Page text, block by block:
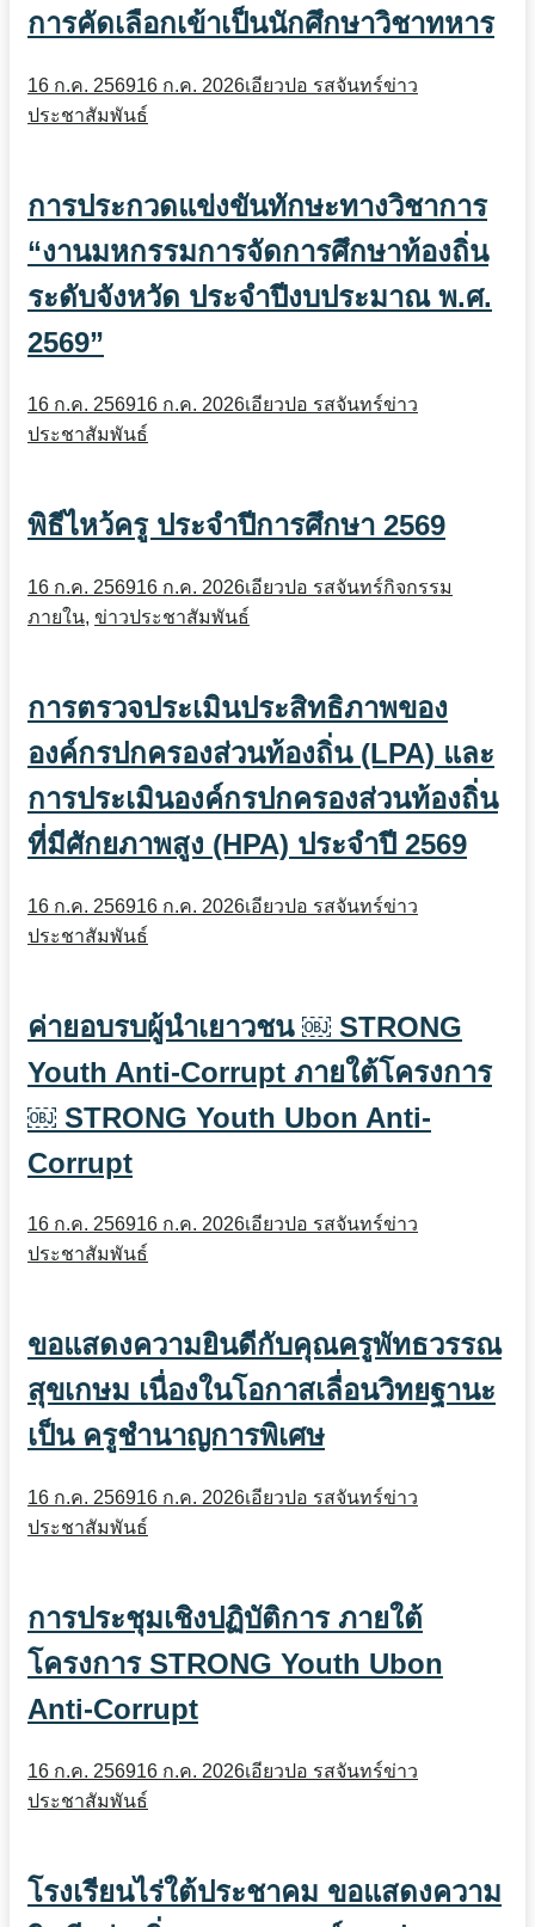
การคัดเลือกเข้าเป็นนักศึกษาวิชาทหาร
16 ก.ค. 256916 ก.ค. 2026เอียวปอ รสจันทร์ข่าว
ประชาสัมพันธ์
การประกวดแข่งขันทักษะทางวิชาการ
“งานมหกรรมการจัดการศึกษาท้องถิ่น
ระดับจังหวัด ประจำปีงบประมาณ พ.ศ.
2569”
16 ก.ค. 256916 ก.ค. 2026เอียวปอ รสจันทร์ข่าว
ประชาสัมพันธ์
พิธีไหว้ครู ประจำปีการศึกษา 2569
16 ก.ค. 256916 ก.ค. 2026เอียวปอ รสจันทร์กิจกรรม
ภายใน, ข่าวประชาสัมพันธ์
การตรวจประเมินประสิทธิภาพของ
องค์กรปกครองส่วนท้องถิ่น (LPA) และ
การประเมินองค์กรปกครองส่วนท้องถิ่น
ที่มีศักยภาพสูง (HPA) ประจำปี 2569
16 ก.ค. 256916 ก.ค. 2026เอียวปอ รสจันทร์ข่าว
ประชาสัมพันธ์
ค่ายอบรบผู้นำเยาวชน ￼ STRONG
Youth Anti-Corrupt ภายใต้โครงการ
￼ STRONG Youth Ubon Anti-
Corrupt
16 ก.ค. 256916 ก.ค. 2026เอียวปอ รสจันทร์ข่าว
ประชาสัมพันธ์
ขอแสดงความยินดีกับคุณครูพัทธวรรณ
สุขเกษม เนื่องในโอกาสเลื่อนวิทยฐานะ
เป็น ครูชำนาญการพิเศษ
16 ก.ค. 256916 ก.ค. 2026เอียวปอ รสจันทร์ข่าว
ประชาสัมพันธ์
การประชุมเชิงปฏิบัติการ ภายใต้
โครงการ STRONG Youth Ubon
Anti-Corrupt
16 ก.ค. 256916 ก.ค. 2026เอียวปอ รสจันทร์ข่าว
ประชาสัมพันธ์
โรงเรียนไร่ใต้ประชาคม ขอแสดงความ